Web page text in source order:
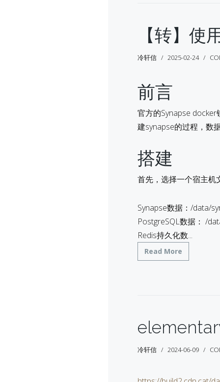
【转】使
冷轩信 2025-02-24
前言
官方的Synapse
建synapse的过程，数
搭建
首先，选择一个宿主机
Synapse数据：/data/
PostgreSQL数据： /
Redis持久化数...
Read More
冷轩信 2024-06-09